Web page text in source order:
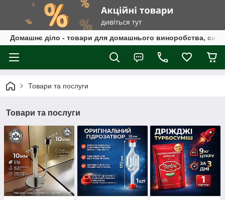
Домашнє діло - товари для домашнього виноробства,
Товари та послуги
Товари та послуги